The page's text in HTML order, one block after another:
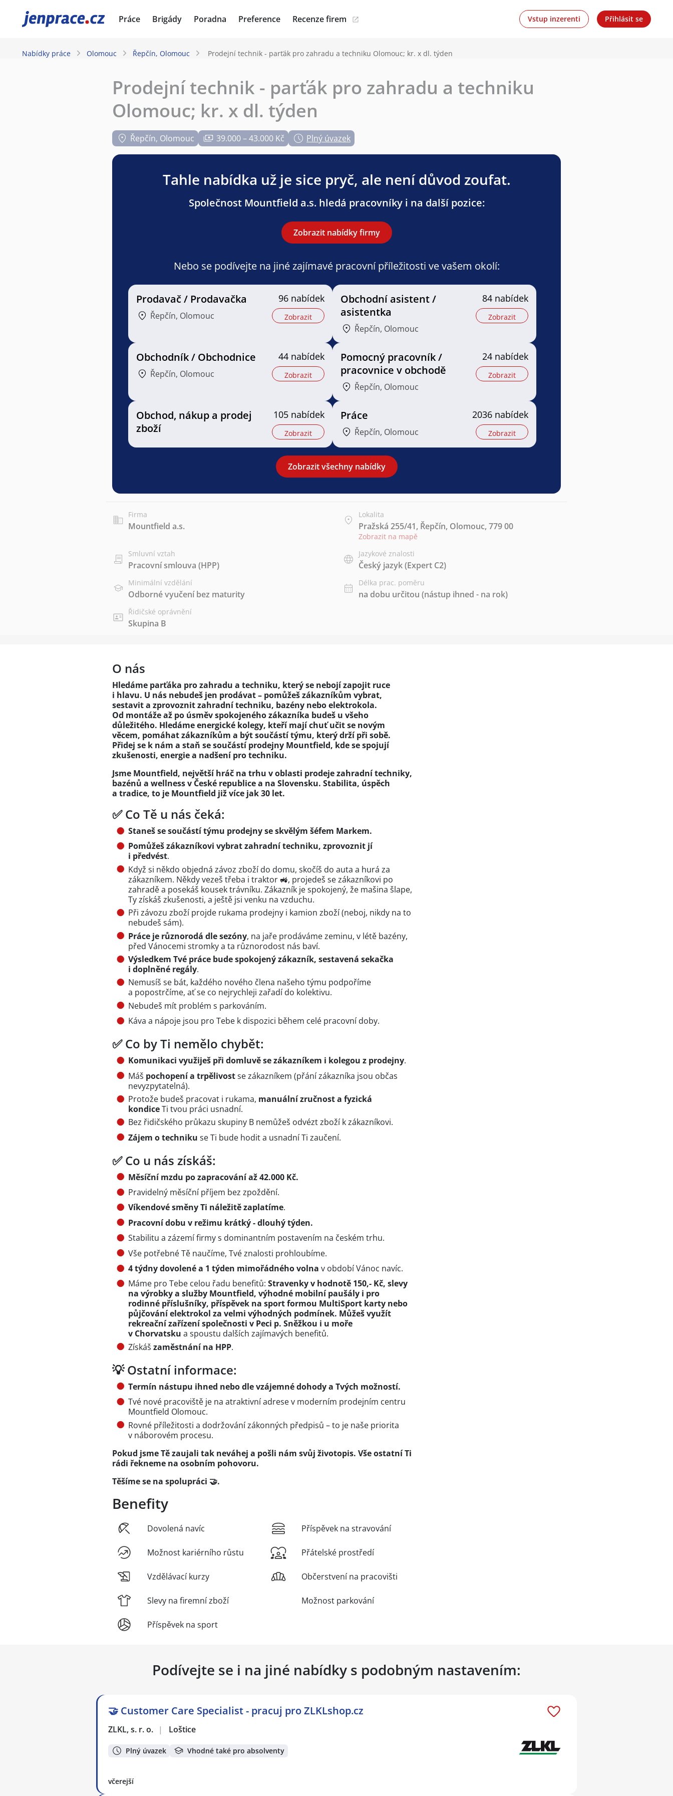
JenPráce.cz Práce Brigády Poradna Preference Recenze firem Vstup inzerenti Přihlásit se
Nabídky práce Olomouc Řepčín, Olomouc Prodejní technik - parťák pro zahradu a techniku Olomouc; kr. x dl. týden
Prodejní technik - parťák pro zahradu a techniku
Olomouc; kr. x dl. týden
Řepčín, Olomouc 39.000 – 43.000 Kč Plný úvazek
Tahle nabídka už je sice pryč, ale není důvod zoufat.
Společnost Mountfield a.s. hledá pracovníky i na další pozice:
Zobrazit nabídky firmy
Nebo se podívejte na jiné zajímavé pracovní příležitosti ve vašem okolí:
Prodavač / Prodavačka
Řepčín, Olomouc
96 nabídek
Zobrazit
Obchodní asistent /
asistentka
Řepčín, Olomouc
84 nabídek
Zobrazit
Obchodník / Obchodnice
Řepčín, Olomouc
44 nabídek
Zobrazit
Pomocný pracovník /
pracovnice v obchodě
Řepčín, Olomouc
24 nabídek
Zobrazit
Obchod, nákup a prodej
zboží
105 nabídek
Zobrazit
Práce
Řepčín, Olomouc
2036 nabídek
Zobrazit
Zobrazit všechny nabídky
Firma
Mountfield a.s.
Lokalita
Pražská 255/41, Řepčín, Olomouc, 779 00
Zobrazit na mapě
Smluvní vztah
Pracovní smlouva (HPP)
Jazykové znalosti
Český jazyk(Expert C2)
Minimální vzdělání
Odborné vyučení bez maturity
Délka prac. poměru
na dobu určitou (nástup ihned - na rok)
Řidičské oprávnění
Skupina B
O nás
Hledáme parťáka pro zahradu a techniku, který se nebojí zapojit ruce
i hlavu. U nás nebudeš jen prodávat – pomůžeš zákazníkům vybrat,
sestavit a zprovoznit zahradní techniku, bazény nebo elektrokola.
Od montáže až po úsměv spokojeného zákazníka budeš u všeho
důležitého. Hledáme energické kolegy, kteří mají chuť učit se novým
věcem, pomáhat zákazníkům a být součástí týmu, který drží při sobě.
Přidej se k nám a staň se součástí prodejny Mountfield, kde se spojují
zkušenosti, energie a nadšení pro techniku.
Jsme Mountfield, největší hráč na trhu v oblasti prodeje zahradní techniky,
bazénů a wellness v České republice a na Slovensku. Stabilita, úspěch
a tradice, to je Mountfield již více jak 30 let.
✅ Co Tě u nás čeká:
Staneš se součástí týmu prodejny se skvělým šéfem Markem.
Pomůžeš zákazníkovi vybrat zahradní techniku, zprovoznit jí
i předvést.
Když si někdo objedná závoz zboží do domu, skočíš do auta a hurá za
zákazníkem. Někdy vezeš třeba i traktor 🚜, projedeš se zákazníkovi po
zahradě a posekáš kousek trávníku. Zákazník je spokojený, že mašina šlape,
Ty získáš zkušenosti, a ještě jsi venku na vzduchu.
Při závozu zboží projde rukama prodejny i kamion zboží (neboj, nikdy na to
nebudeš sám).
Práce je různorodá dle sezóny, na jaře prodáváme zeminu, v létě bazény,
před Vánocemi stromky a ta různorodost nás baví.
Výsledkem Tvé práce bude spokojený zákazník, sestavená sekačka
i doplněné regály.
Nemusíš se bát, každého nového člena našeho týmu podpoříme
a popostrčíme, ať se co nejrychleji zařadí do kolektivu.
Nebudeš mít problém s parkováním.
Káva a nápoje jsou pro Tebe k dispozici během celé pracovní doby.
✅ Co by Ti nemělo chybět:
Komunikaci využiješ při domluvě se zákazníkem i kolegou z prodejny.
Máš pochopení a trpělivostse zákazníkem (přání zákazníka jsou občas
nevyzpytatelná).
Protože budeš pracovat i rukama, manuální zručnost a fyzická
kondiceTi tvou práci usnadní.
Bez řidičského průkazu skupiny B nemůžeš odvézt zboží k zákazníkovi.
Zájem o techniku se Ti bude hodit a usnadní Ti zaučení.
✅ Co u nás získáš:
Měsíční mzdu po zapracování až 42.000 Kč.
Pravidelný měsíční příjem bez zpoždění.
Víkendové směny Ti náležitě zaplatíme.
Pracovní dobu v režimu krátký - dlouhý týden.
Stabilitu a zázemí firmy s dominantním postavením na českém trhu.
Vše potřebné Tě naučíme, Tvé znalosti prohloubíme.
4 týdny dovolené a 1 týden mimořádného volna v období Vánoc navíc.
Máme pro Tebe celou řadu benefitů: Stravenky v hodnotě 150,- Kč, slevy
na výrobky a služby Mountfield, výhodné mobilní paušály i pro
rodinné příslušníky, příspěvek na sport formou MultiSport karty nebo
půjčování elektrokol za velmi výhodných podmínek. Můžeš využít
rekreační zařízení společnosti v Peci p. Sněžkou i u moře
v Chorvatsku a spoustu dalších zajímavých benefitů.
Získáš zaměstnání na HPP.
💡 Ostatní informace:
Termín nástupu ihned nebo dle vzájemné dohody a Tvých možností.
Tvé nové pracoviště je na atraktivní adrese v moderním prodejním centru
Mountfield Olomouc.
Rovné příležitosti a dodržování zákonných předpisů – to je naše priorita
v náborovém procesu.
Pokud jsme Tě zaujali tak neváhej a pošli nám svůj životopis. Vše ostatní Ti
rádi řekneme na osobním pohovoru.
Těšíme se na spolupráci 🤝.
Benefity
Dovolená navíc
Možnost kariérního růstu
Vzdělávací kurzy
Slevy na firemní zboží
Příspěvek na sport
Příspěvek na stravování
Přátelské prostředí
Občerstvení na pracovišti
Možnost parkování
Podívejte se i na jiné nabídky s podobným nastavením:
🤝 Customer Care Specialist - pracuj pro ZLKLshop.cz
ZLKL, s. r. o. | Loštice
Plný úvazek Vhodné také pro absolventy
včerejší